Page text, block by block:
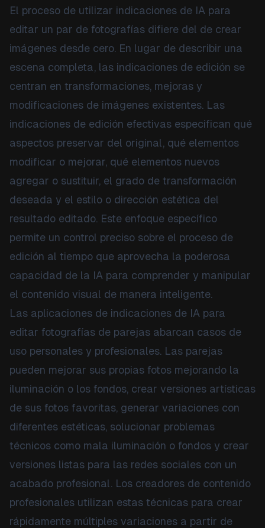
El proceso de utilizar indicaciones de IA para
editar un par de fotografías difiere del de crear
imágenes desde cero. En lugar de describir una
escena completa, las indicaciones de edición se
centran en transformaciones, mejoras y
modificaciones de imágenes existentes. Las
indicaciones de edición efectivas especifican qué
aspectos preservar del original, qué elementos
modificar o mejorar, qué elementos nuevos
agregar o sustituir, el grado de transformación
deseada y el estilo o dirección estética del
resultado editado. Este enfoque específico
permite un control preciso sobre el proceso de
edición al tiempo que aprovecha la poderosa
capacidad de la IA para comprender y manipular
el contenido visual de manera inteligente.
Las aplicaciones de indicaciones de IA para
editar fotografías de parejas abarcan casos de
uso personales y profesionales. Las parejas
pueden mejorar sus propias fotos mejorando la
iluminación o los fondos, crear versiones artísticas
de sus fotos favoritas, generar variaciones con
diferentes estéticas, solucionar problemas
técnicos como mala iluminación o fondos y crear
versiones listas para las redes sociales con un
acabado profesional. Los creadores de contenido
profesionales utilizan estas técnicas para crear
rápidamente múltiples variaciones a partir de